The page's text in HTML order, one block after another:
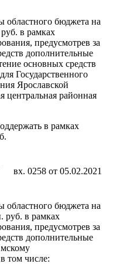
областного бюджета на
в рамках
предусмотрев за
дополнительные
основных средств
Государственного
Ярославской
центральная районная
в рамках
вх. 0258 от 05.02.2021
областного бюджета на
руб. в рамках
предусмотрев за
дополнительные
том числе: